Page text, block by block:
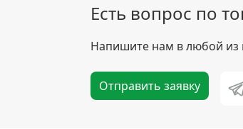
Есть вопрос по
Напишите нам в любой из
Отправить заявку